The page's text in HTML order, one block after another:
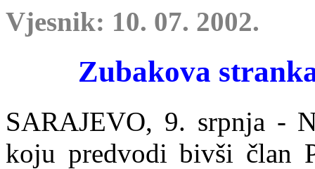
Vjesnik: 10. 07. 2002.
Zubakova
SARAJEVO, 9. srpnja -
koju predvodi bivši član